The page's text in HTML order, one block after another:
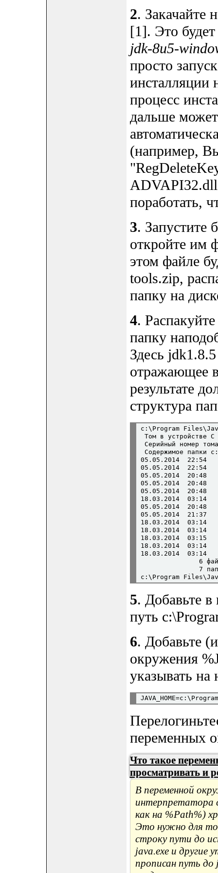
2. Закачайте
[1]. Это
jdk-8u5-
просто
инсталляции
процесс
дальше
(например,
поработать,
3. Запустите
откройте им
этом файле
tools.zip,
папку на
4.
папку
Здесь
отражающее
результате
структура
c:\Program
Том в устройстве
Серийный номер
Содержимое папки
05.05.2014
05.05.2014
05.05.2014
05.05.2014
05.05.2014
18.03.2014
05.05.2014
05.05.2014
18.03.2014
18.03.2014  03:14
18.03.2014
18.03.2014  03:14
18.03.2014  03:14
6
7
5. Добавьте
путь
6. Добавьте
окружения
указывать
переменных
Что такое
просматривать и
В переменной
интерпретатора
как на %Path%)
Это нужно для
строку пути до
java.exe и другие
прописан путь